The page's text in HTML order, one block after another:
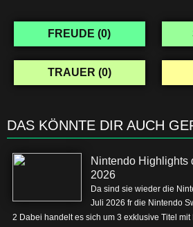
FREUDE (0)
TRAUER (0)
DAS KÖNNTE DIR AUCH
Nintendo Highlights
2026
Da sind sie wieder die
Juli 2026 fr die Nintendo
2 Dabei handelt es sich um 3 exklusive Titel mit